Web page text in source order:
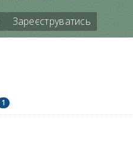
Зареєструватись
1